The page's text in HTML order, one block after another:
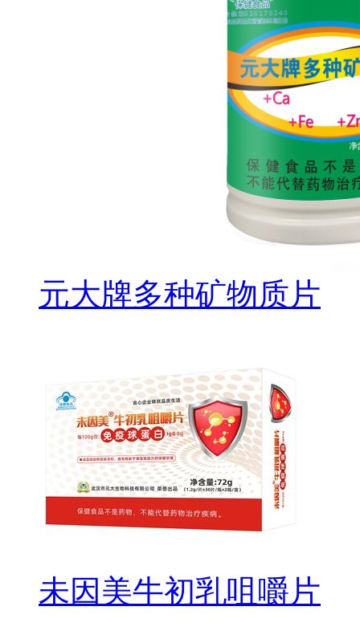
元大牌多种矿物质片
未因美牛初乳咀嚼片